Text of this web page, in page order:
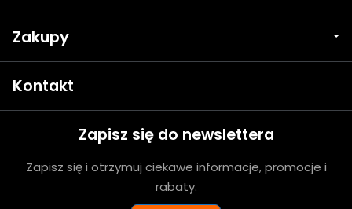
Zakupy
Kontakt
Zapisz się do newslettera
Zapisz się i otrzymuj ciekawe informacje, promocje i
rabaty.